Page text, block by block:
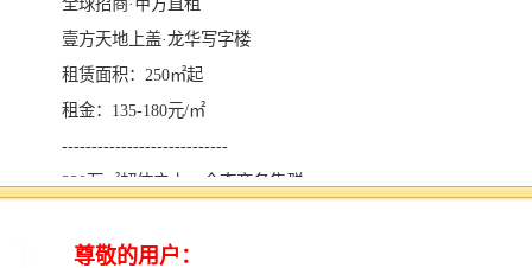
全球招商·甲方直租
壹方天地上盖·龙华写字楼
租赁面积：250㎡起
租金：135-180元/㎡
----------------------------
320万㎡超体之上，全态商务集群
60万㎡壹方天地上盖，满足商务需求